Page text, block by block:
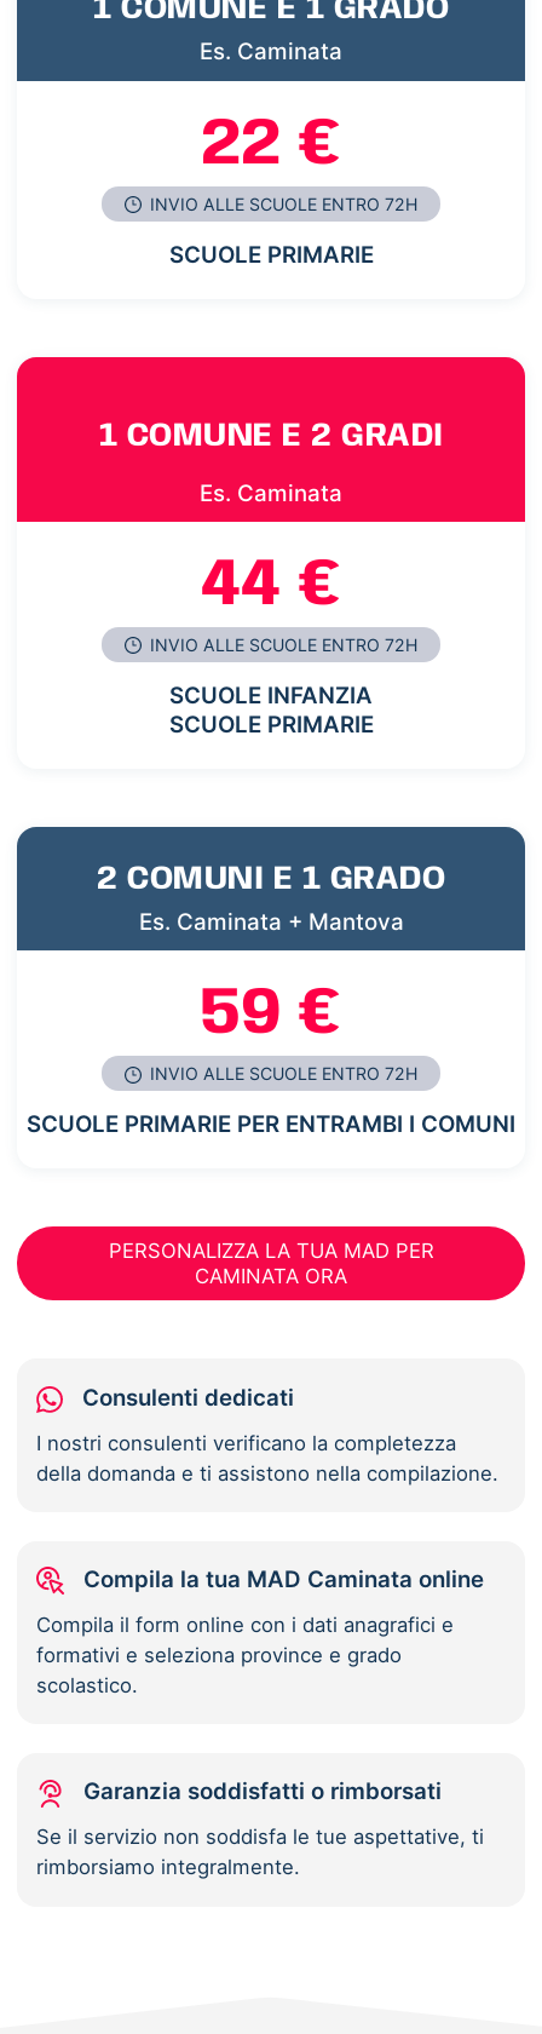
1 COMUNE E 1 GRADO
Es. Caminata
22 €
INVIO ALLE SCUOLE ENTRO 72H
SCUOLE PRIMARIE
1 COMUNE E 2 GRADI
Es. Caminata
44 €
INVIO ALLE SCUOLE ENTRO 72H
SCUOLE INFANZIA
SCUOLE PRIMARIE
2 COMUNI E 1 GRADO
Es. Caminata + Mantova
59 €
INVIO ALLE SCUOLE ENTRO 72H
SCUOLE PRIMARIE PER ENTRAMBI I COMUNI
PERSONALIZZA LA TUA MAD PER
CAMINATA ORA
Consulenti dedicati
I nostri consulenti verificano la completezza
della domanda e ti assistono nella compilazione.
Compila la tua MAD Caminata online
Compila il form online con i dati anagrafici e
formativi e seleziona province e grado
scolastico.
Garanzia soddisfatti o rimborsati
Se il servizio non soddisfa le tue aspettative, ti
rimborsiamo integralmente.